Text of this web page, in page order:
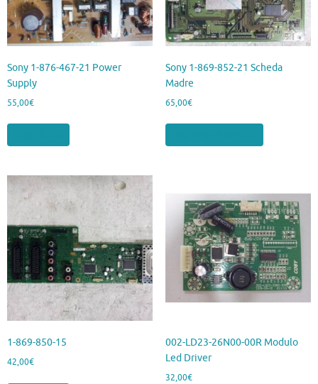
Sony 1-876-467-21 Power
Supply
55,00€
Sony 1-869-852-21 Scheda
Madre
65,00€
1-869-850-15
42,00€
002-LD23-26N00-00R Modulo
Led Driver
32,00€